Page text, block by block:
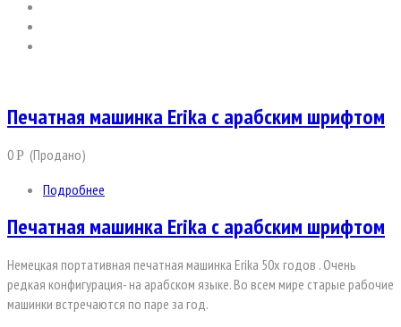
Печатная машинка Erika с арабским шрифтом
0Р (Продано)
Подробнее
Печатная машинка Erika с арабским шрифтом
Немецкая портативная печатная машинка Erika 50х годов . Очень
редкая конфигурация- на арабском языке. Во всем мире старые рабочие
машинки встречаются по паре за год.